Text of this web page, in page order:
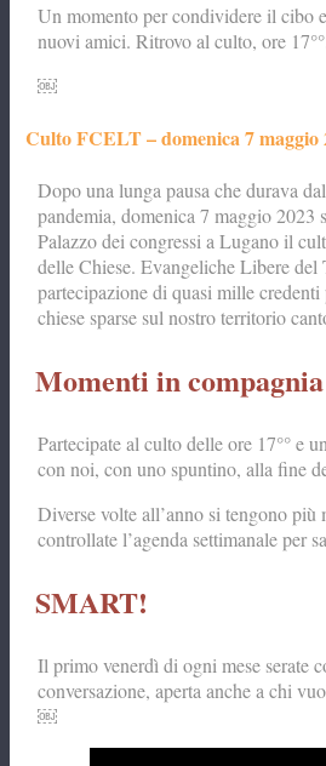
Un momento per condividere il cibo
nuovi amici. Ritrovo al culto, ore
￼
Culto FCELT – domenica 7 maggio
Dopo una lunga pausa che durava
pandemia, domenica 7 maggio 2023
Palazzo dei congressi a Lugano il
delle Chiese. Evangeliche Libere
partecipazione di quasi mille
chiese sparse sul nostro territorio
Momenti in compagnia
Partecipate al culto delle ore 17°° e
con noi, con uno spuntino, alla fine
Diverse volte all’anno si tengono più
controllate l’agenda settimanale per
SMART!
Il primo venerdì di ogni mese serate
conversazione, aperta anche a chi
￼